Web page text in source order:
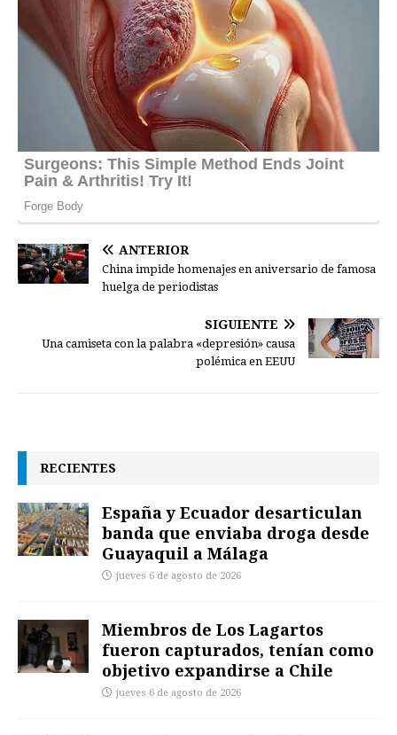
ANTERIOR
China impide homenajes en aniversario de famosa
huelga de periodistas
SIGUIENTE
Una camiseta con la palabra «depresión» causa
polémica en EEUU
RECIENTES
España y Ecuador desarticulan
banda que enviaba droga desde
Guayaquil a Málaga
jueves 6 de agosto de 2026
Miembros de Los Lagartos
fueron capturados, tenían como
objetivo expandirse a Chile
jueves 6 de agosto de 2026